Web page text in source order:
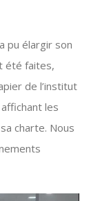
pu élargir son
été faites,
de l’institut
les
charte. Nous